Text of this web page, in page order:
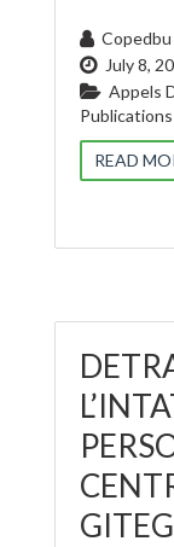
Copedbu
July 8,
Appels
Publications
READ